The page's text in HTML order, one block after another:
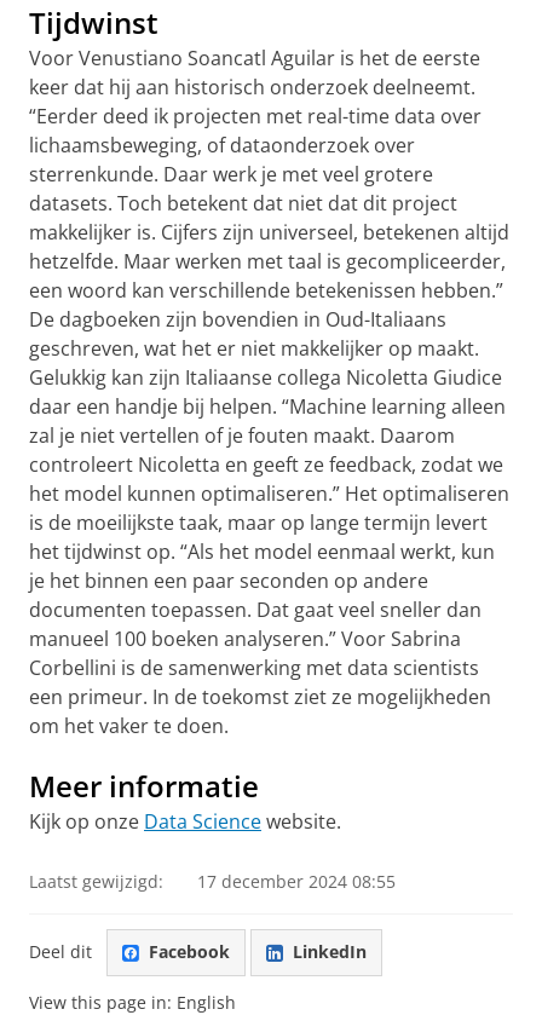
Tijdwinst
Voor Venustiano Soancatl Aguilar is het de eerste
keer dat hij aan historisch onderzoek deelneemt.
“Eerder deed ik projecten met real-time data over
lichaamsbeweging, of dataonderzoek over
sterrenkunde. Daar werk je met veel grotere
datasets. Toch betekent dat niet dat dit project
makkelijker is. Cijfers zijn universeel, betekenen altijd
hetzelfde. Maar werken met taal is gecompliceerder,
een woord kan verschillende betekenissen hebben.”
De dagboeken zijn bovendien in Oud-Italiaans
geschreven, wat het er niet makkelijker op maakt.
Gelukkig kan zijn Italiaanse collega Nicoletta Giudice
daar een handje bij helpen. “Machine learning alleen
zal je niet vertellen of je fouten maakt. Daarom
controleert Nicoletta en geeft ze feedback, zodat we
het model kunnen optimaliseren.” Het optimaliseren
is de moeilijkste taak, maar op lange termijn levert
het tijdwinst op. “Als het model eenmaal werkt, kun
je het binnen een paar seconden op andere
documenten toepassen. Dat gaat veel sneller dan
manueel 100 boeken analyseren.”Voor Sabrina
Corbellini is de samenwerking met data scientists
een primeur. In de toekomst ziet ze mogelijkheden
om het vaker te doen.
Meer informatie
Kijk op onze Data Sciencewebsite.
Laatst gewijzigd: 17 december 2024 08:55
Deel dit Facebook LinkedIn
View this page in: English